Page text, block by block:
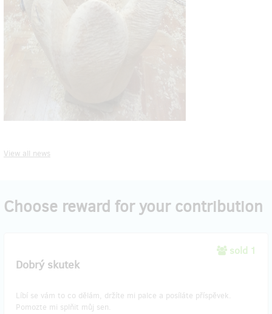
View all news
Choose reward for your contribution
sold 1
Dobrý skutek
Líbí se vám to co dělám, držíte mi palce a posíláte příspěvek.
Pomozte mi splňit můj sen.